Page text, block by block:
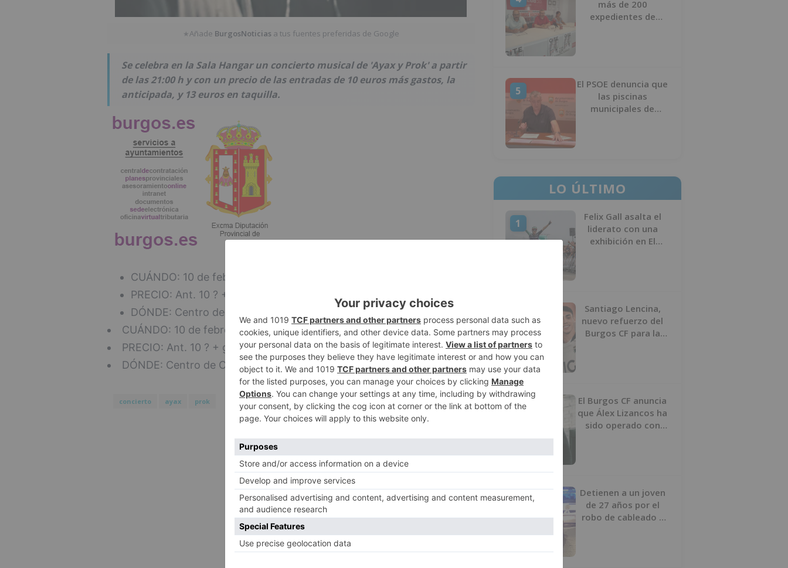
★Añade BurgosNoticias a tus fuentes preferidas de Google
Se celebra en la Sala Hangar un concierto musical de 'Ayax y Prok' a partir
de las 21:00 h y con un precio de las entradas de 10 euros más gastos, la
anticipada, y 13 euros en taquilla.
CUÁNDO: 10 de febrero, 21:00 h
PRECIO: Ant. 10 ? + gastos // Taq. 13 ?
DÓNDE: Centro de Creación Musical El Hangar.
CUÁNDO: 10 de febrero, 21:00 h
PRECIO: Ant. 10 ? + gastos // Taq. 13 ?
DÓNDE: Centro de Creación Musical El Hangar.
concierto ayax prok
más de 200
expedientes de
5
El PSOE denuncia que
las piscinas
municipales de
LO ÚLTIMO
1
Felix Gall asalta el
liderato con una
exhibición en El
2
Santiago Lencina,
nuevo refuerzo del
Burgos CF para la
3
El Burgos CF anuncia
que Álex Lizancos ha
sido operado con
4
Detienen a un joven
de 27 años por el
robo de cableado y